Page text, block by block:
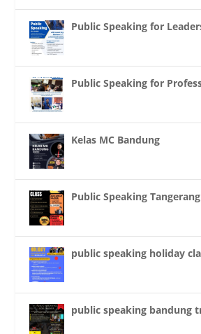
Public Speaking for
Public Speaking for
Kelas MC Bandung
Public Speaking Tangerang
public speaking holiday
public speaking bandung